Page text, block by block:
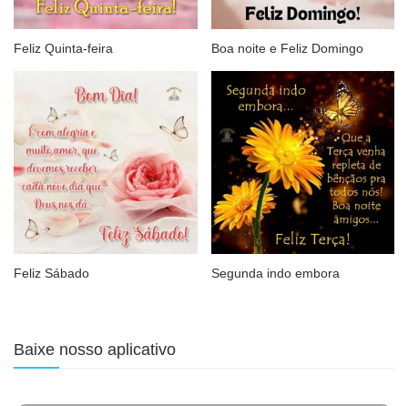
Feliz Quinta-feira Boa noite e Feliz Domingo
Feliz Sábado Segunda indo embora
Baixe nosso aplicativo